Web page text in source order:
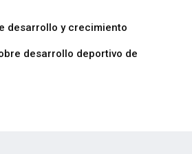
desarrollo y crecimiento
desarrollo deportivo de